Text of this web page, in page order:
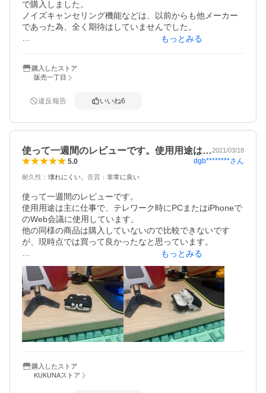
で購入しました。
ノイズキャンセリング機能などは、以前からも他メーカー
であった為、全く期待はしていませんでした。
冗談抜きで驚きます！
日時にある静寂が静寂ではなかったことに気が付かされま
機能をオンにした瞬間、フッ…と別世界に来たような感覚
音が無くなることで少し不安を覚えるほど。
らしいです。
更に外部音取り込み機能があり、こちらも驚きます！
自分はシリコン製のイヤホンは耳の中が圧迫される感じが
にした瞬間に耳の圧迫感がなくなり、スッ…とシリコンに
穴が空いたかと思うように外部の音が耳に通るようになり
ます。
あまりに自然過ぎて耳を疑います。
極めつけは、空間オーディオ。
文字数の関係で書けませんが、Apple TVの君の名はの予告
その場所からホントに声がします。
イヤホンの存在を忘れます。
これは2020年最高の買い物になりました。
もっとみる
購入したストア
販売一丁目
違反報告 いいね6
使って一週間のレビューです。使用用途は…2021/03/18
5.0 dgb********さん
耐久性 ： 壊れにくい 音質 ： 非常に良い
使って一週間のレビューです。
使用用途は主に仕事で、テレワーク時にPCまたはiPhoneで
のWeb会議に使用しています。
他の同様の商品は購入していないので比較できないです
が、現時点では買って良かったなと思っています。
これまではiPhone付属のイヤフォンマイクを使用し、音質
等に不満はありませんでしたが、以下の点を改善したいと
思い、購入しました。
①コードの収納が煩わしい
②Lightning等のジャックの合う合わないを気にして、付属
品も色々持ち歩くためかさばる
③コードの長さの範囲でしか移動できない
①○ケースに入れるだけで良くなった
②△接続が上手くいかなかったり、充電がなくなった時の
もっとみる
購入したストア
KUKUNAストア